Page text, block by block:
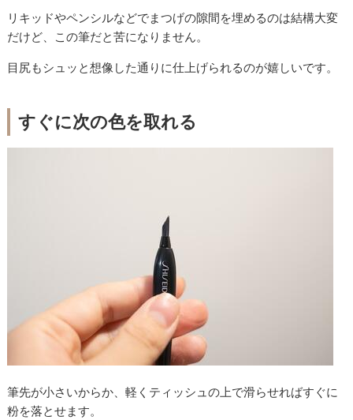
リキッドやペンシルなどでまつげの隙間を埋めるのは結構大変
だけど、この筆だと苦になりません。
目尻もシュッと想像した通りに仕上げられるのが嬉しいです。
すぐに次の色を取れる
筆先が小さいからか、軽くティッシュの上で滑らせればすぐに
粉を落とせます。